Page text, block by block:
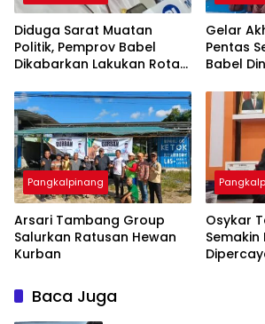
‎Diduga Sarat Muatan
Politik, Pemprov Babel
Dikabarkan Lakukan Rotasi
‎Gelar
Pentas
Babel
Pangkalpinang
‎Arsari Tambang Group
Salurkan Ratusan Hewan
Kurban
Osykar
Baca Juga